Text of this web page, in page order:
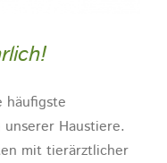
häufigste
Haustiere.
mit tierärztlicher